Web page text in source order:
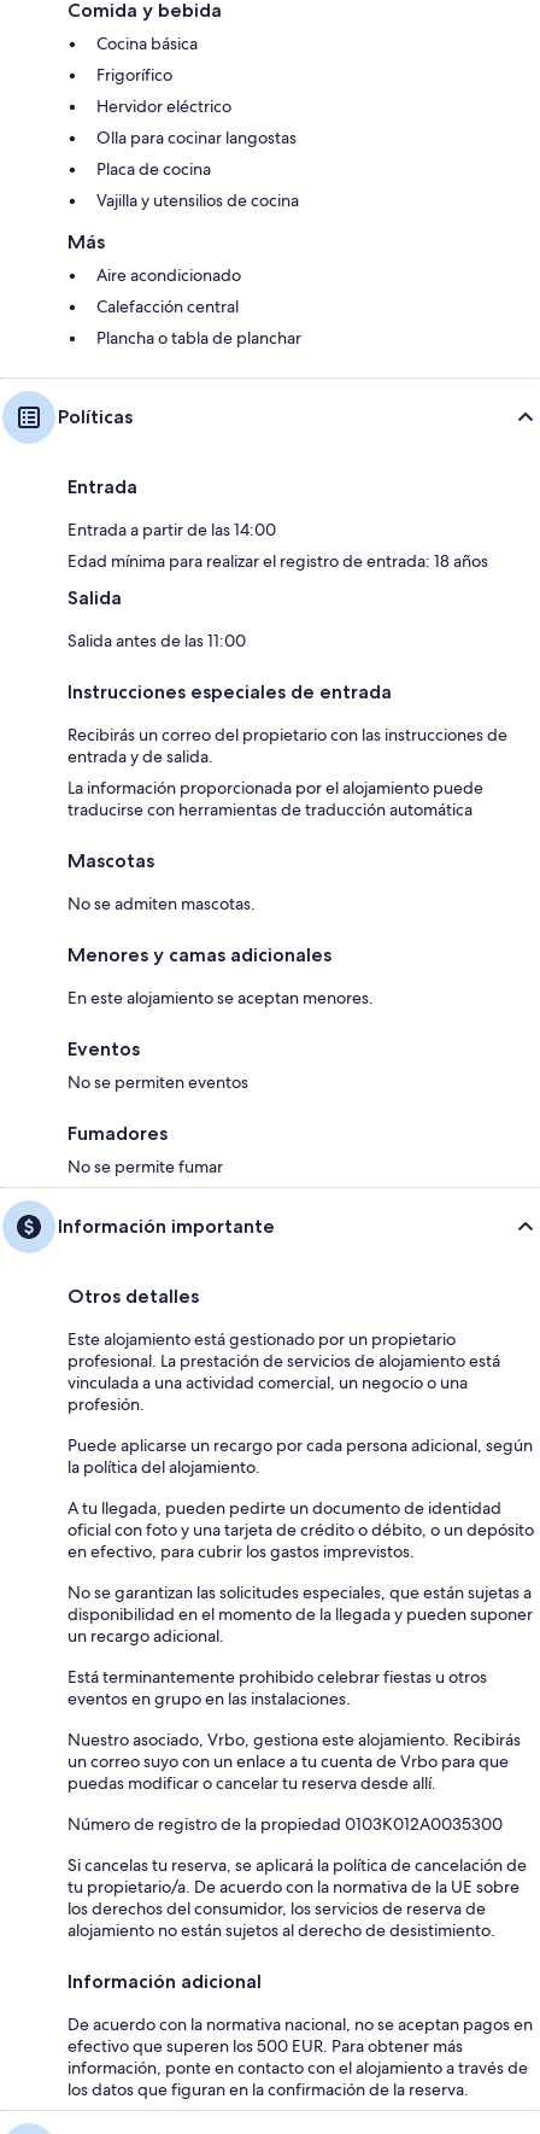
Comida y bebida
Cocina básica
Frigorífico
Hervidor eléctrico
Olla para cocinar langostas
Placa de cocina
Vajilla y utensilios de cocina
Más
Aire acondicionado
Calefacción central
Plancha o tabla de planchar
Políticas
Entrada
Entrada a partir de las 14:00
Edad mínima para realizar el registro de entrada: 18 años
Salida
Salida antes de las 11:00
Instrucciones especiales de entrada
Recibirás un correo del propietario con las instrucciones de
entrada y de salida.
La información proporcionada por el alojamiento puede
traducirse con herramientas de traducción automática
Mascotas
No se admiten mascotas.
Menores y camas adicionales
En este alojamiento se aceptan menores.
Eventos
No se permiten eventos
Fumadores
No se permite fumar
Información importante
Otros detalles
Este alojamiento está gestionado por un propietario
profesional. La prestación de servicios de alojamiento está
vinculada a una actividad comercial, un negocio o una
profesión.
Puede aplicarse un recargo por cada persona adicional, según
la política del alojamiento.
A tu llegada, pueden pedirte un documento de identidad
oficial con foto y una tarjeta de crédito o débito, o un depósito
en efectivo, para cubrir los gastos imprevistos.
No se garantizan las solicitudes especiales, que están sujetas a
disponibilidad en el momento de la llegada y pueden suponer
un recargo adicional.
Está terminantemente prohibido celebrar fiestas u otros
eventos en grupo en las instalaciones.
Nuestro asociado, Vrbo, gestiona este alojamiento. Recibirás
un correo suyo con un enlace a tu cuenta de Vrbo para que
puedas modificar o cancelar tu reserva desde allí.
Número de registro de la propiedad 0103K012A0035300
Si cancelas tu reserva, se aplicará la política de cancelación de
tu propietario/a. De acuerdo con la normativa de la UE sobre
los derechos del consumidor, los servicios de reserva de
alojamiento no están sujetos al derecho de desistimiento.
Información adicional
De acuerdo con la normativa nacional, no se aceptan pagos en
efectivo que superen los 500 EUR. Para obtener más
información, ponte en contacto con el alojamiento a través de
los datos que figuran en la confirmación de la reserva.